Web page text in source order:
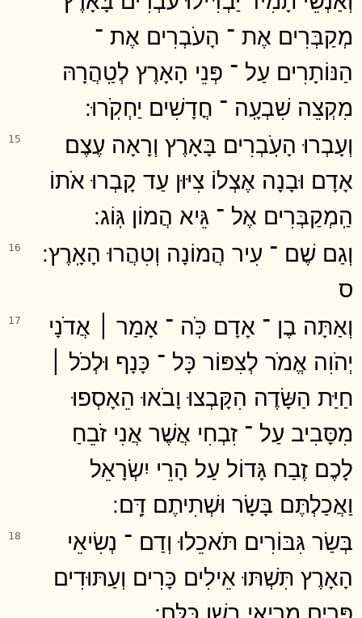
מְקַבְּרִים אֶת ־ הָעֹבְרִים אֶת ־
הַנּוֹתָרִים עַל ־ פְּנֵי הָאָרֶץ לְטַֽהֲרָהּ
מִקְצֵה שִׁבְעָֽה ־ חֳדָשִׁים יַחְקֹֽרוּ ׃
15
וְעָבְרוּ הָעֹֽבְרִים בָּאָרֶץ וְרָאָה עֶצֶם
אָדָם וּבָנָה אֶצְלוֹ צִיּוּן עַד קָבְרוּ אֹתוֹ
הַֽמְקַבְּרִים אֶל ־ גֵּיא הֲמוֹן גּֽוֹג ׃
16
וְגַם שֶׁם ־ עִיר הֲמוֹנָה וְטִהֲרוּ הָאָֽרֶץ ׃
ס
17
וְאַתָּה בֶן ־ אָדָם כֹּֽה ־ אָמַר ׀ אֲדֹנָי
יְהֹוִה אֱמֹר לְצִפּוֹר כָּל ־ כָּנָף וּלְכֹל ׀
חַיַּת הַשָּׂדֶה הִקָּבְצוּ וָבֹאוּ הֵאָסְפוּ
מִסָּבִיב עַל ־ זִבְחִי אֲשֶׁר אֲנִי זֹבֵחַ
לָכֶם זֶבַח גָּדוֹל עַל הָרֵי יִשְׂרָאֵל
וַאֲכַלְתֶּם בָּשָׂר וּשְׁתִיתֶם דָּֽם ׃
18
בְּשַׂר גִּבּוֹרִים תֹּאכֵלוּ וְדַם ־ נְשִׂיאֵי
הָאָרֶץ תִּשְׁתּוּ אֵילִים כָּרִים וְעַתּוּדִים
פָּרִים מְרִיאֵי בָשָׁן כֻּלָּֽם ׃